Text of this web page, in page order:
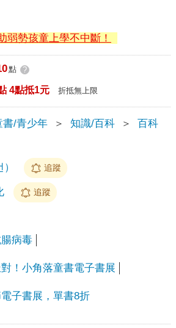
弱勢孩童上學不中斷！
點 ?
4點抵1元 折抵無上限
書/青少年 ＞ 知識/百科 ＞ 百科
追蹤
追蹤
病毒
！小角落童書電子書展
子書展，單書8折